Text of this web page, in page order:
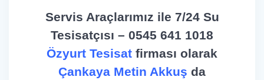
Servis Araçlarımız ile 7/24 Su
Tesisatçısı – 0545 641 1018
Özyurt Tesisat firması olarak
Çankaya Metin Akkuş da